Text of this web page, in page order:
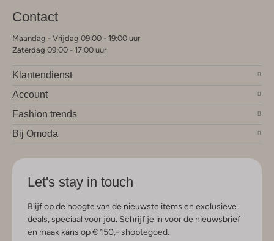
Contact
Maandag - Vrijdag 09:00 - 19:00 uur
Zaterdag 09:00 - 17:00 uur
Klantendienst
Account
Fashion trends
Bij Omoda
Let's stay in touch
Blijf op de hoogte van de nieuwste items en exclusieve
deals, speciaal voor jou. Schrijf je in voor de nieuwsbrief
en maak kans op € 150,- shoptegoed.